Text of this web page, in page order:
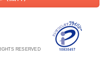
RESERVED